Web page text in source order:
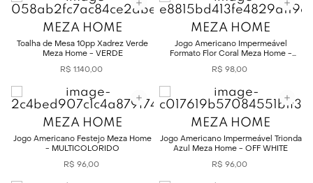
MEZA HOME
Toalha de Mesa 10pp Xadrez Verde
Meza Home - VERDE
R$ 1.140,00
MEZA HOME
Jogo Americano Impermeável
Formato Flor Coral Meza Home -
ROSE
R$ 98,00
MEZA HOME
Jogo Americano Festejo Meza Home
- MULTICOLORIDO
R$ 96,00
MEZA HOME
Jogo Americano Impermeável Trionda
Azul Meza Home - OFF WHITE
R$ 96,00